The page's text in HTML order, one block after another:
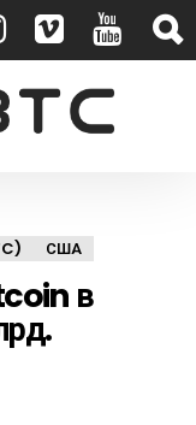
США
в